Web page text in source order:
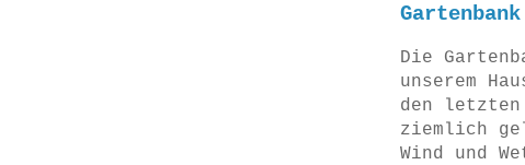
Die
unserem
den letzten
ziemlich
Wind und